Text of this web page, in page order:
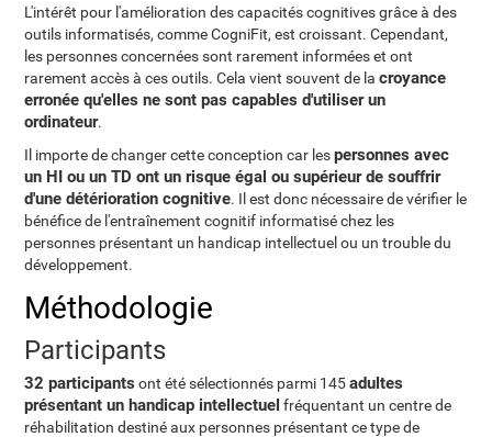
L'intérêt pour l'amélioration des capacités cognitives grâce à des
outils informatisés, comme CogniFit, est croissant. Cependant,
les personnes concernées sont rarement informées et ont
rarement accès à ces outils. Cela vient souvent de lacroyance
erronée qu'elles ne sont pas capables d'utiliser un
ordinateur.
Il importe de changer cette conception car lespersonnes avec
un HI ou un TD ont un risque égal ou supérieur de souffrir
d'une détérioration cognitive. Il est donc nécessaire de vérifier le
bénéfice de l'entraînement cognitif informatisé chez les
personnes présentant un handicap intellectuel ou un trouble du
développement.
Méthodologie
Participants
32 participants ont été sélectionnés parmi 145adultes
présentant un handicap intellectuel fréquentant un centre de
réhabilitation destiné aux personnes présentant ce type de